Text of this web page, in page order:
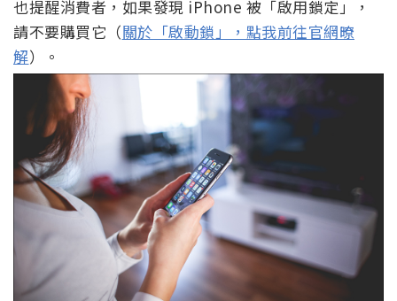
也提醒消費者，如果發現 iPhone 被「啟用鎖定」，
請不要購買它（關於「啟動鎖」，點我前往官網暸
解）。